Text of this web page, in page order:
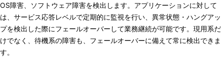
OS障害、ソフトウェア障害を検出します。アプリケーションに対して
は、サービス応答レベルで定期的に監視を行い、異常状態・ハングアッ
プを検出した際にフェールオーバーして業務継続が可能です。現用系だ
けでなく、待機系の障害も、フェールオーバーに備えて常に検出できま
す。